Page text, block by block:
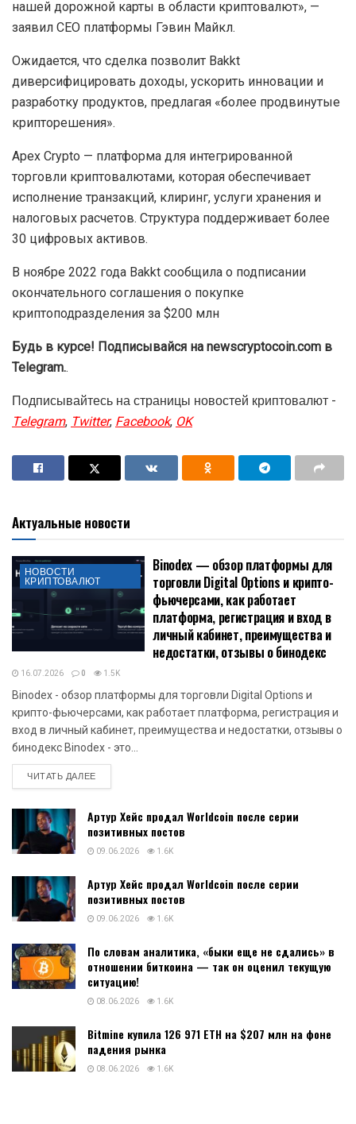
нашей дорожной карты в области криптовалют», —
заявил CEO платформы Гэвин Майкл.
Ожидается, что сделка позволит Bakkt
диверсифицировать доходы, ускорить инновации и
разработку продуктов, предлагая «более продвинутые
крипторешения».
Apex Crypto — платформа для интегрированной
торговли криптовалютами, которая обеспечивает
исполнение транзакций, клиринг, услуги хранения и
налоговых расчетов. Структура поддерживает более
30 цифровых активов.
В ноябре 2022 года Bakkt сообщила о подписании
окончательного соглашения о покупке
криптоподразделения за $200 млн
Будь в курсе! Подписывайся на newscryptocoin.com в
Telegram..
Подписывайтесь на страницы новостей криптовалют -
Telegram,Twitter,Facebook,OK
Актуальные новости
НОВОСТИ
КРИПТОВАЛЮТ
Binodex — обзор платформы для
торговли Digital Options и крипто-
фьючерсами, как работает
платформа, регистрация и вход в
личный кабинет, преимущества и
недостатки, отзывы о бинодекс
16.07.2026 0 1.5K
Binodex - обзор платформы для торговли Digital Options и
крипто-фьючерсами, как работает платформа, регистрация и
вход в личный кабинет, преимущества и недостатки, отзывы о
бинодекс Binodex - это...
ЧИТАТЬ ДАЛЕЕDETAILS
Артур Хейс продал Worldcoin после серии
позитивных постов
09.06.2026 1.6K
Артур Хейс продал Worldcoin после серии
позитивных постов
09.06.2026 1.6K
По словам аналитика, «быки еще не сдались» в
отношении биткоина — так он оценил текущую
ситуацию!
08.06.2026 1.6K
Bitmine купила 126 971 ETH на $207 млн на фоне
падения рынка
08.06.2026 1.6K